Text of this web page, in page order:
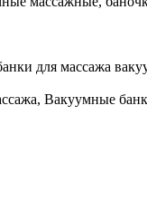
для массажа
Вакуумные